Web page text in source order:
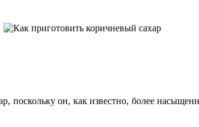
поскольку он, как известно, более